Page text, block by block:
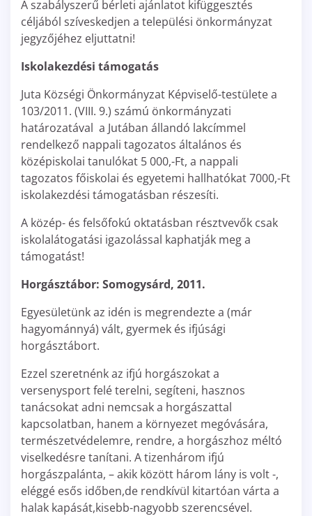
A szabályszerű bérleti ajánlatot kifüggesztés
céljából szíveskedjen a települési önkormányzat
jegyzőjéhez eljuttatni!
Iskolakezdési támogatás
Juta Községi Önkormányzat Képviselő-testülete a
103/2011. (VIII. 9.) számú önkormányzati
határozatával a Jutában állandó lakcímmel
rendelkező nappali tagozatos általános és
középiskolai tanulókat 5 000,-Ft, a nappali
tagozatos főiskolai és egyetemi hallhatókat 7000,-Ft
iskolakezdési támogatásban részesíti.
A közép- és felsőfokú oktatásban résztvevők csak
iskolalátogatási igazolással kaphatják meg a
támogatást!
Horgásztábor: Somogysárd, 2011.
Egyesületünk az idén is megrendezte a (már
hagyománnyá) vált, gyermek és ifjúsági
horgásztábort.
Ezzel szeretnénk az ifjú horgászokat a
versenysport felé terelni, segíteni, hasznos
tanácsokat adni nemcsak a horgászattal
kapcsolatban, hanem a környezet megóvására,
természetvédelemre, rendre, a horgászhoz méltó
viselkedésre tanítani. A tizenhárom ifjú
horgászpalánta, – akik között három lány is volt -,
eléggé esős időben,de rendkívül kitartóan várta a
halak kapását,kisebb-nagyobb szerencsével.